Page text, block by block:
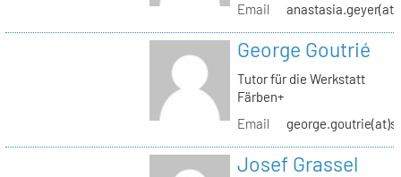
Email
George Goutrié
Tutor für die Werkstatt
Färben+
Email
Josef Grassel